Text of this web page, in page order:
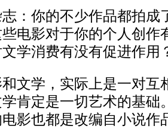
你的不少作品都拍成
电影对于你的个人创作
学消费有没有促进作用
学，实际上是一对互
肯定是一切艺术的基础
影也都是改编自小说作